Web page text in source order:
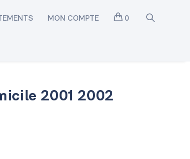
MON COMPTE 0
2001 2002